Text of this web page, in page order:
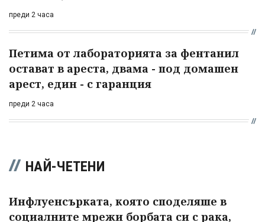
преди 2 часа
Петима от лабораторията за фентанил
остават в ареста, двама - под домашен
арест, един - с гаранция
преди 2 часа
НАЙ-ЧЕТЕНИ
Инфлуенсърката, която споделяше в
социалните мрежи борбата си с рака,